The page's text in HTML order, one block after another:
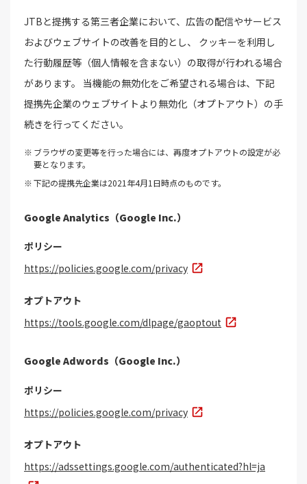
JTBと提携する第三者企業において、広告の配信やサービス
およびウェブサイトの改善を目的とし、 クッキーを利用し
た行動履歴等（個人情報を含まない）の取得が行われる場合
があります。 当機能の無効化をご希望される場合は、下記
提携先企業のウェブサイトより無効化（オプトアウト）の手
続きを行ってください。
ブラウザの変更等を行った場合には、再度オプトアウトの設定が必
要となります。
下記の提携先企業は2021年4月1日時点のものです。
Google Analytics（Google Inc.）
ポリシー
https://policies.google.com/privacy
オプトアウト
https://tools.google.com/dlpage/gaoptout
Google Adwords（Google Inc.）
ポリシー
https://policies.google.com/privacy
オプトアウト
https://adssettings.google.com/authenticated?hl=ja